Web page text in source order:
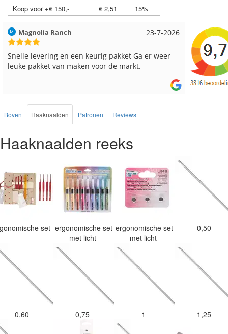
Koop voor +€ 150,-
€ 2,51 15%
17-7-2026
Hilde uit Loyers
Reeds meerdere keren breigaren en breinaalden
besteld, altijd heel tevreden over de service.
Loes uit
Snelle
Boven Haaknaalden Patronen Reviews
Haaknaalden reeks
set ergonomische set
met licht
ergonomische set
met licht
0,50
0,60 0,75 1 1,25